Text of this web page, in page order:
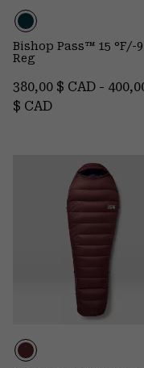
Bishop Pass™ 15 °F/-9
Reg
Minimum price:
380,00 $ CAD -
$ CAD